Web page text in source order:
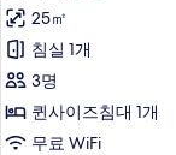
오,
퀸
사
이
25㎡
침실 1개
3명
퀸사이즈침대 1개
무료 WiFi